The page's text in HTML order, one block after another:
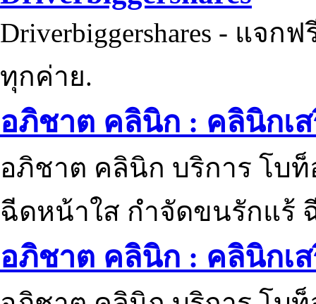
Driverbiggershares - แจก
ทุกค่าย.
อภิชาต คลินิก : คลินิกเ
อภิชาต คลินิก บริการ โบ
ฉีดหน้าใส กำจัดขนรักแร้
อภิชาต คลินิก : คลินิกเ